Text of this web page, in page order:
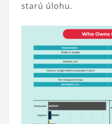
starú úlohu.